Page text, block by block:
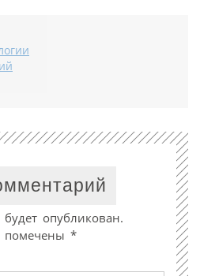
опубликован.
помечены *